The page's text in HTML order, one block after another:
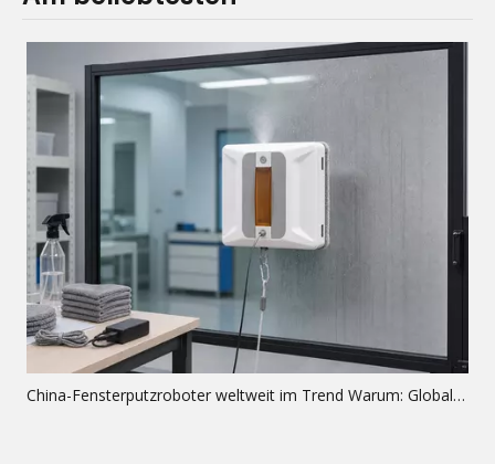
China-Fensterputzroboter weltweit im Trend Warum: Globale Analyse